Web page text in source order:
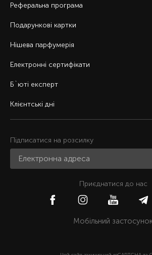
Реферальна програма
Подарункові картки
Нішева парфумерія
Електронні сертифікати
Б`юті експерт
Клієнтські дні
Підписатися на розсилку
Приєднатися до нас
Мобільний